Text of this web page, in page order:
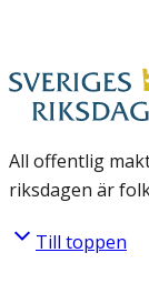
All offentlig
riksdagen är
Till toppen